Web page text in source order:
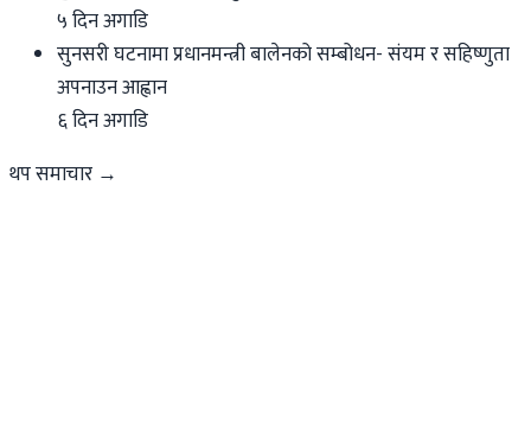
५ दिन अगाडि
सुनसरी घटनामा प्रधानमन्त्री बालेनको सम्बोधन- संयम र सहिष्णुता
अपनाउन आह्वान
६ दिन अगाडि
थप समाचार →